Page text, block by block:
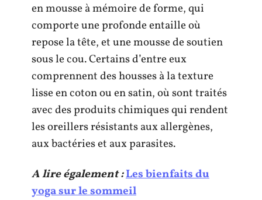
en mousse à mémoire de forme, qui
comporte une profonde entaille où
repose la tête, et une mousse de soutien
sous le cou. Certains d’entre eux
comprennent des housses à la texture
lisse en coton ou en satin, où sont traités
avec des produits chimiques qui rendent
les oreillers résistants aux allergènes,
aux bactéries et aux parasites.
A lire également :Les bienfaits du
yoga sur le sommeil